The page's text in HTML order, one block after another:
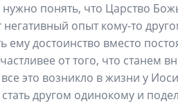
понять, что Царство
негативный опыт кому-то
ему достоинство вместо
от того, что станем
это возникло в жизни у
другом одинокому и